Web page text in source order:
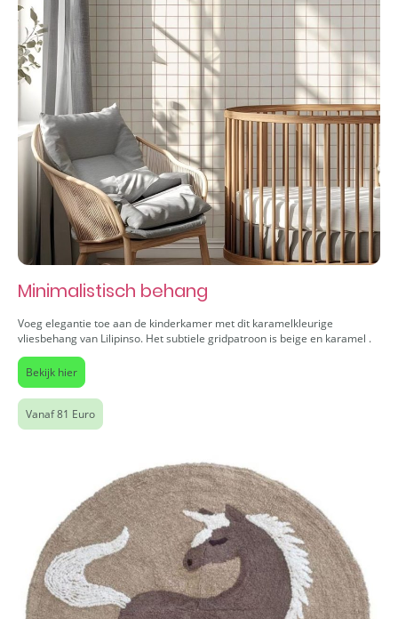
Minimalistisch behang
Voeg elegantie toe aan de kinderkamer met dit karamelkleurige
vliesbehang van Lilipinso. Het subtiele gridpatroon is beige en karamel .
Bekijk hier
Vanaf 81 Euro